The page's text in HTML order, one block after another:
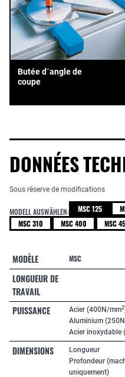
Butée d´angle de
coupe
DONNÉES
Sous réserve de modifications
MODELL AUSWÄHLEN: MSC 125
MSC 310
MSC 400 MSC
MODÈLE MSC
LONGUEUR DE
TRAVAIL
PUISSANCE Acier (400N/mm2
Aluminium
Acier inoxydable
DIMENSIONS
Longueur
Profondeur
uniquement)